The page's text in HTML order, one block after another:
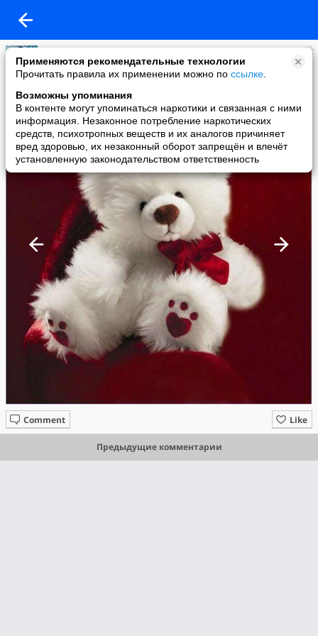
Применяются рекомендательные технологии
Прочитать правила их применении можно по ссылке
Возможны упоминания
В контенте могут упоминаться наркотики и связанная с ними
информация. Незаконное потребление наркотических
средств, психотропных веществ и их аналогов причиняет
вред здоровью, их незаконный оборот запрещён и влечёт
установленную законодательством ответственность
Лариса Чугунова
added a photo
08 Sep в 18:57
Like
Comment
Предыдущие комментарии